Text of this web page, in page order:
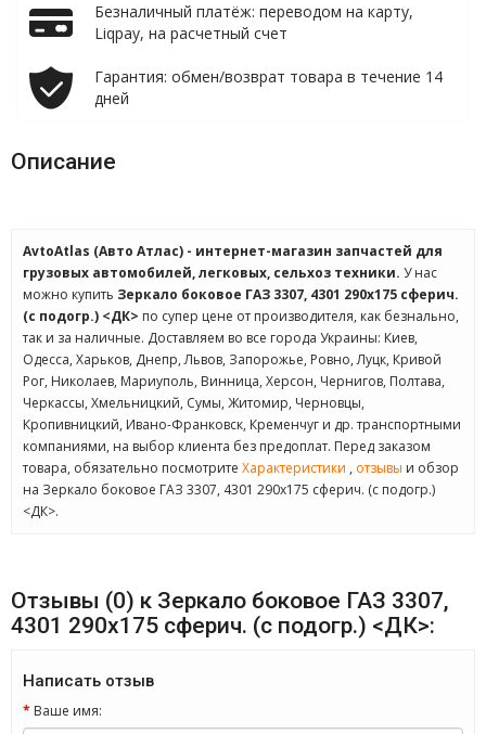
Безналичный платёж: переводом на карту,
Liqpay, на расчетный счет
Гарантия: обмен/возврат товара в течение 14
дней
Описание
AvtoAtlas (Авто Атлас) - интернет-магазин запчастей для
грузовых автомобилей, легковых, сельхоз техники. У нас
можно купить Зеркало боковое ГАЗ 3307, 4301 290х175 сферич.
(с подогр.) <ДК> по супер цене от производителя, как безнально,
так и за наличные. Доставляем во все города Украины: Киев,
Одесса, Харьков, Днепр, Львов, Запорожье, Ровно, Луцк, Кривой
Рог, Николаев, Мариуполь, Винница, Херсон, Чернигов, Полтава,
Черкассы, Хмельницкий, Сумы, Житомир, Черновцы,
Кропивницкий, Ивано-Франковск, Кременчуг и др. транспортными
компаниями, на выбор клиента без предоплат. Перед заказом
товара, обязательно посмотрите Характеристики , отзывы и обзор
на Зеркало боковое ГАЗ 3307, 4301 290х175 сферич. (с подогр.)
<ДК>.
Отзывы (0) к Зеркало боковое ГАЗ 3307,
4301 290х175 сферич. (с подогр.) <ДК>:
Написать отзыв
Ваше имя: